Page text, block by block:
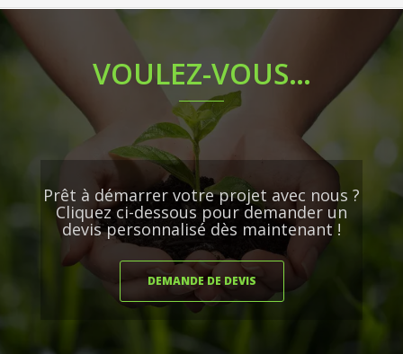
VOULEZ-VOUS…
Prêt à démarrer votre projet avec nous ?
Cliquez ci-dessous pour demander un
devis personnalisé dès maintenant !
DEMANDE DE DEVIS